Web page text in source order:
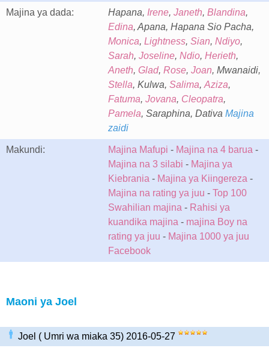
Majina ya dada: Hapana, Irene, Janeth, Blandina,
Edina, Apana, Hapana Sio Pacha,
Monica, Lightness, Sian, Ndiyo,
Sarah, Joseline, Ndio, Herieth,
Aneth, Glad, Rose, Joan, Mwanaidi,
Stella, Kulwa, Salima, Aziza,
Fatuma, Jovana, Cleopatra,
Pamela, Saraphina, Dativa Majina
zaidi
Makundi: Majina Mafupi - Majina na 4 barua -
Majina na 3 silabi - Majina ya
Kiebrania - Majina ya Kiingereza -
Majina na rating ya juu - Top 100
Swahilian majina - Rahisi ya
kuandika majina - majina Boy na
rating ya juu - Majina 1000 ya juu
Facebook
Maoni ya Joel
Joel ( Umri wa miaka 35) 2016-05-27